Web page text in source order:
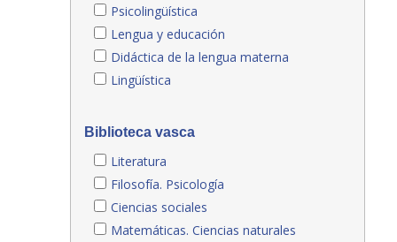
Psicolingüística
Lengua y educación
Didáctica de la lengua materna
Lingüística
Biblioteca vasca
Literatura
Filosofía. Psicología
Ciencias sociales
Matemáticas. Ciencias naturales